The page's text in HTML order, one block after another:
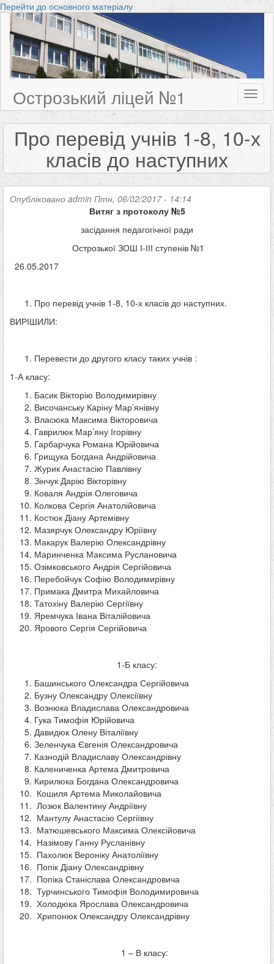
Перейти до основного матеріалу
Острозький ліцей №1
Про перевід учнів 1-8, 10-х
класів до наступних
Опубліковано admin Птн, 06/02/2017 - 14:14
Витяг з протоколу №5
засідання педагогічної ради
Острозької ЗОШ І-ІІІ ступенів №1
26.05.2017
Про перевід учнів 1-8, 10-х класів до наступних.
ВИРІШИЛИ:
Перевести до другого класу таких учнів :
1-А класу:
Басик Вікторію Володимирівну
Височанську Каріну Мар’янівну
Власюка Максима Вікторовича
Гаврилюк Мар’яну Ігорівну
Гарбарчука Романа Юрійовича
Грищука Богдана Андрійовича
Журик Анастасію Павлівну
Зінчук Дарію Вікторівну
Коваля Андрія Олеговича
Колкова Сергія Анатолійовича
Костюк Діану Артемівну
Мазярчук Олександру Юріївну
Макарук Валерію Олександрівну
Маринченка Максима Руслановича
Озімковського Андрія Сергійовича
Перебойчук Софію Володимирівну
Примака Дмитра Михайловича
Татохіну Валерію Сергіївну
Яремчука Івана Віталійовича
Ярового Сергія Сергійовича
1-Б класу:
Башинського Олександра Сергійовича
Бузну Олександру Олексіївну
Вознюка Владислава Олександровича
Гука Тимофія Юрійовича
Давидюк Олену Віталіївну
Зеленчука Євгенія Олександровича
Казнодій Владиславу Олександрівну
Калениченка Артема Дмитровича
Кирилюка Богдана Олександровича
Кошиля Артема Миколайовича
Лозюк Валентину Андріївну
Мантулу Анастасію Сергіївну
Матюшевського Максима Олексійовича
Назімову Ганну Русланівну
Пахолюк Вероніку Анатоліївну
Попік Діану Олександрівну
Попіка Станіслава Олександровича
Турчинського Тимофія Володимировича
Холодюка Ярослава Олександровича
Хрипонюк Олександру Олександрівну
1 – В класу: